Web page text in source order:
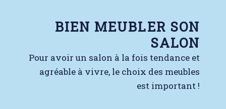
BIEN MEUBLER SON
SALON
Pour avoir un salon à la fois tendance et
agréable à vivre, le choix des meubles
est important !